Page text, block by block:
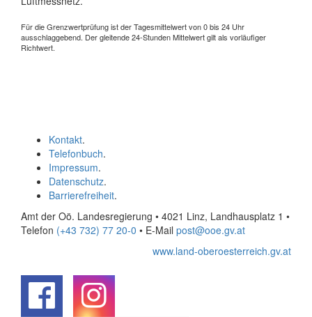
Für die Grenzwertprüfung ist der Tagesmittelwert von 0 bis 24 Uhr
ausschlaggebend. Der gleitende 24-Stunden Mittelwert gilt als vorläufiger
Richtwert.
Kontakt.
Telefonbuch.
Impressum.
Datenschutz.
Barrierefreiheit.
Amt der Oö. Landesregierung • 4021 Linz, Landhausplatz 1 •
Telefon (+43 732) 77 20-0 • E-Mail post@ooe.gv.at
www.land-oberoesterreich.gv.at